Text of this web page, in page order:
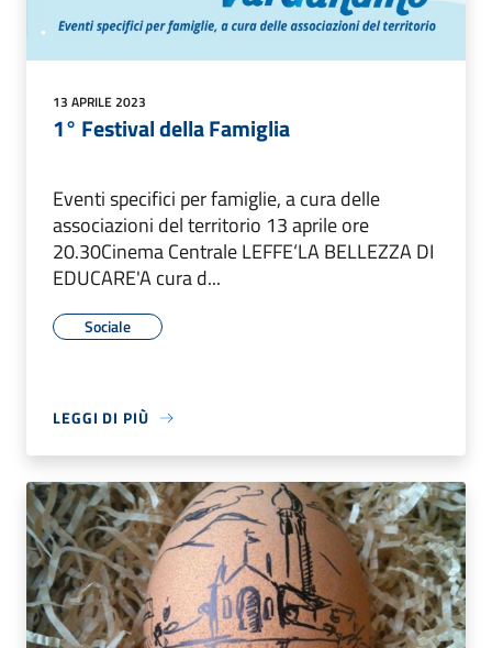
13 APRILE 2023
1° Festival della Famiglia
Eventi specifici per famiglie, a cura delle
associazioni del territorio 13 aprile ore
20.30Cinema Centrale LEFFE‘LA BELLEZZA DI
EDUCARE'A cura d...
Sociale
LEGGI DI PIÙ